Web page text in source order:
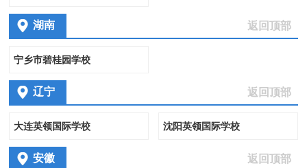
湖南 返回顶部
宁乡市碧桂园学校
辽宁 返回顶部
大连英领国际学校 沈阳英领国际学校
安徽 返回顶部